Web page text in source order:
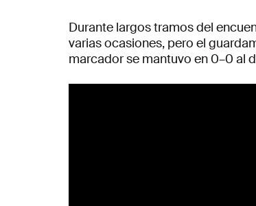
Durante largos tramos del
varias ocasiones, pero el
marcador se mantuvo en 0–0 al